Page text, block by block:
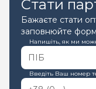
Стати
Бажаєте стати
заповнюйте
Напишіть, як ми
Введіть Ваш номер